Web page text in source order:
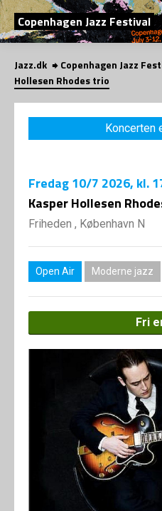
Copenhagen Jazz Festival
Jazz.dk Copenhagen Jazz
Hollesen Rhodes trio
Koncerten
Fredag10/7 2026, kl.
Kasper Hollesen
Friheden , København N
Open Air Moderne jazz
Fri